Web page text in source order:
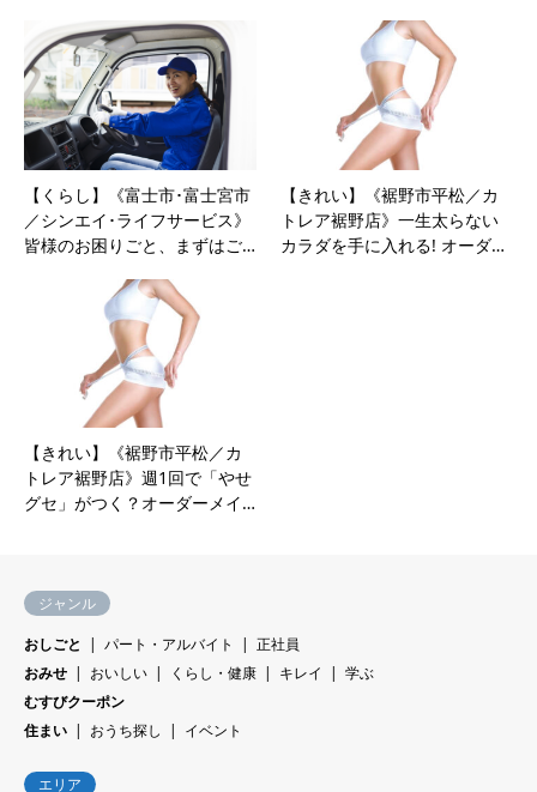
【くらし】《富士市･富士宮市
／シンエイ･ライフサービス》
皆様のお困りごと、まずはご…
【きれい】《裾野市平松／カ
トレア裾野店》一生太らない
カラダを手に入れる! オーダ…
【きれい】《裾野市平松／カ
トレア裾野店》週1回で「やせ
グセ」がつく？オーダーメイ…
ジャンル
おしごと
パート・アルバイト
正社員
おみせ
おいしい くらし・健康 キレイ
学ぶ
むすびクーポン
住まい
おうち探し イベント
エリア